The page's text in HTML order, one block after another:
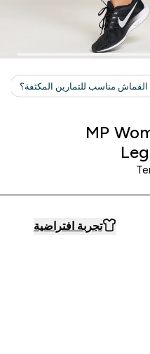
MP
تجربة افتراضية